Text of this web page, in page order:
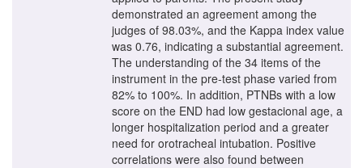
demonstrated an agreement among the
judges of 98.03%, and the Kappa index value
was 0.76, indicating a substantial agreement.
The understanding of the 34 items of the
instrument in the pre-test phase varied from
82% to 100%. In addition, PTNBs with a low
score on the END had low gestacional age, a
longer hospitalization period and a greater
need for orotracheal intubation. Positive
correlations were also found between